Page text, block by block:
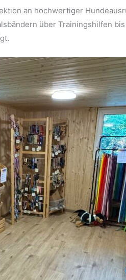
an hochwertiger
über Trainingshilfen